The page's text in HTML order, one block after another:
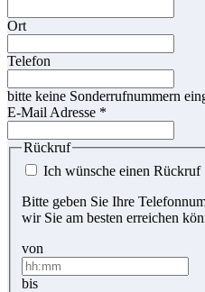
Ort
Telefon
bitte keine Sonderrufnummern
E-Mail Adresse *
Rückruf
Ich wünsche einen Rückruf
Bitte geben Sie Ihre
wir Sie am besten erreichen
von
bis